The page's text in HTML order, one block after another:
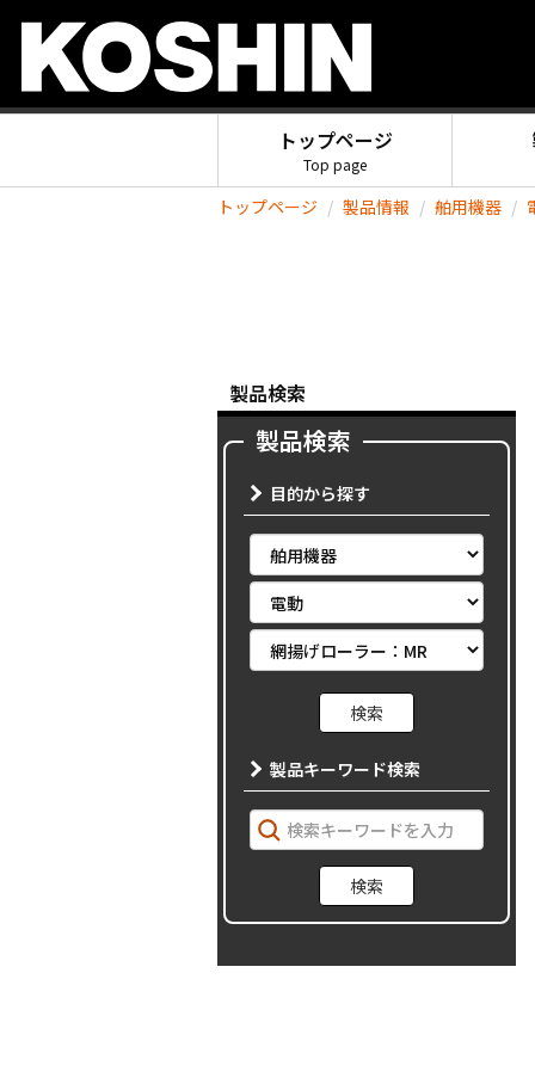
トップページ
Top page
トップページ 製品情報 舶用機器
製品検索
製品検索
目的から探す
製品キーワード検索